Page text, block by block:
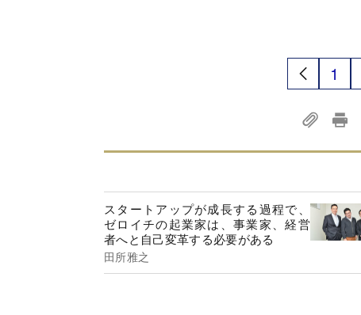
1
スタートアップが成長する過程で、
ゼロイチの起業家は、事業家、経営
者へと自己変革する必要がある
田所雅之